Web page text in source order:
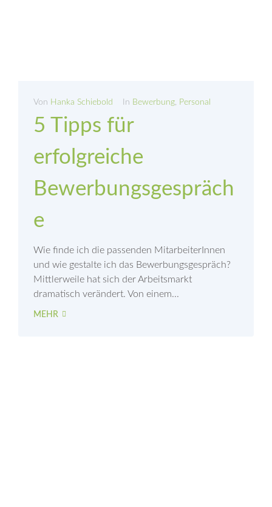
Von Hanka Schiebold In Bewerbung Personal
5 Tipps für
erfolgreiche
Bewerbungsgespräch
e
Wie finde ich die passenden MitarbeiterInnen
und wie gestalte ich das Bewerbungsgespräch?
Mittlerweile hat sich der Arbeitsmarkt
dramatisch verändert. Von einem...
MEHR